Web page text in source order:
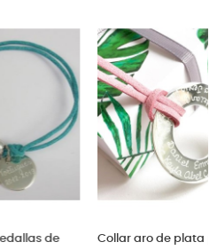
aro grande de oro
Pulsera con